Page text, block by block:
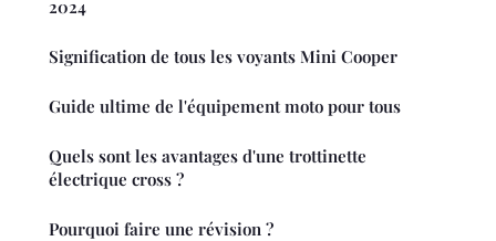
2024
Signification de tous les voyants Mini Cooper
Guide ultime de l'équipement moto pour tous
Quels sont les avantages d'une trottinette
électrique cross ?
Pourquoi faire une révision ?